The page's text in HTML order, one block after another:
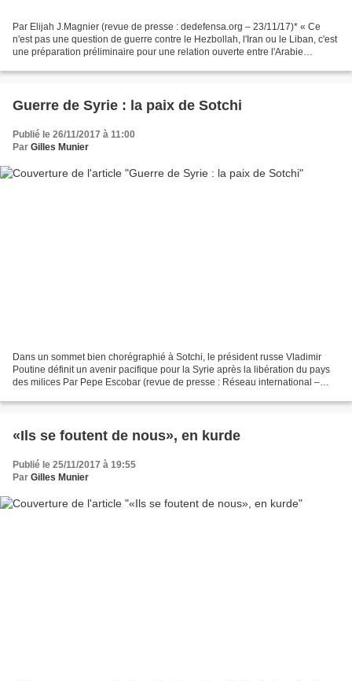
Par Elijah J.Magnier (revue de presse : dedefensa.org – 23/11/17)* « Ce
n'est pas une question de guerre contre le Hezbollah, l'Iran ou le Liban, c'est
une préparation préliminaire pour une relation ouverte entre l'Arabie
Guerre de Syrie : la paix de Sotchi
Publié le 26/11/2017 à 11:00
Par Gilles Munier
Dans un sommet bien chorégraphié à Sotchi, le président russe Vladimir
Poutine définit un avenir pacifique pour la Syrie après la libération du pays
des milices Par Pepe Escobar (revue de presse : Réseau international –
«Ils se foutent de nous», en kurde
Publié le 25/11/2017 à 19:55
Par Gilles Munier